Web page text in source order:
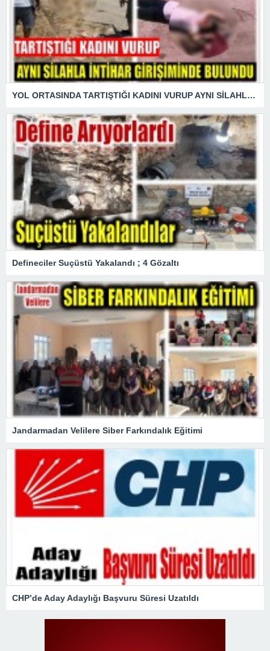
YOL ORTASINDA TARTIŞTIĞI KADINI VURUP AYNI SİLAHLA İNTİHAR GİRİŞİMİNDE BULUNDU
Defineciler Suçüstü Yakalandı ; 4 Gözaltı
Jandarmadan Velilere Siber Farkındalık Eğitimi
CHP’de Aday Adaylığı Başvuru Süresi Uzatıldı